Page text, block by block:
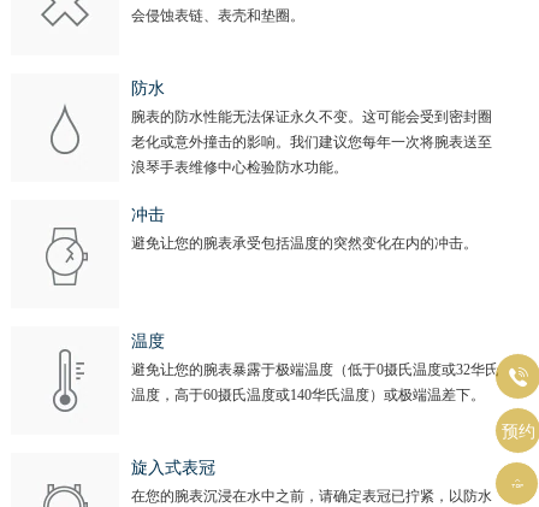
会侵蚀表链、表壳和垫圈。
防水
腕表的防水性能无法保证永久不变。这可能会受到密封圈
老化或意外撞击的影响。我们建议您每年一次将腕表送至
浪琴手表维修中心检验防水功能。
冲击
避免让您的腕表承受包括温度的突然变化在内的冲击。
温度
避免让您的腕表暴露于极端温度（低于0摄氏温度或32华氏
温度，高于60摄氏温度或140华氏温度）或极端温差下。
旋入式表冠
在您的腕表沉浸在水中之前，请确定表冠已拧紧，以防水

预约
